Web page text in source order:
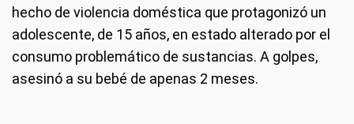
hecho de violencia doméstica que protagonizó un
adolescente, de 15 años, en estado alterado por el
consumo problemático de sustancias. A golpes,
asesinó a su bebé de apenas 2 meses.